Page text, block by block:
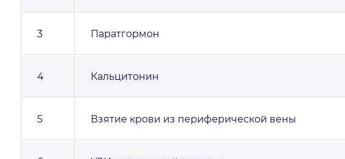
3 Паратгормон
4 Кальцитонин
5 Взятие крови из периферической вены